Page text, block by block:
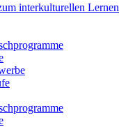
interkulturellen Lernen